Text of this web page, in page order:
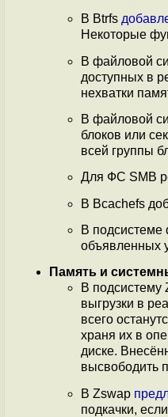
В Btrfs
Некоторые
В файловой
доступных в
нехватки
В файловой
блоков или
всей группы
Для ФС SMB
В Bcachefs
В подсистеме
объявленных
Память и
В подсистему
выгрузки в
всего
храня их в
диске.
высвободить
В Zswap
подкачки,